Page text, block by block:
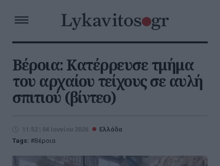
Βέροια: Κατέρρευσε τμήμα
του αρχαίου τείχους σε αυλή
σπιτιού (βίντεο)
11:52 | 04 Ιουνίου 2026
Ελλάδα
Tags:
Βέροια